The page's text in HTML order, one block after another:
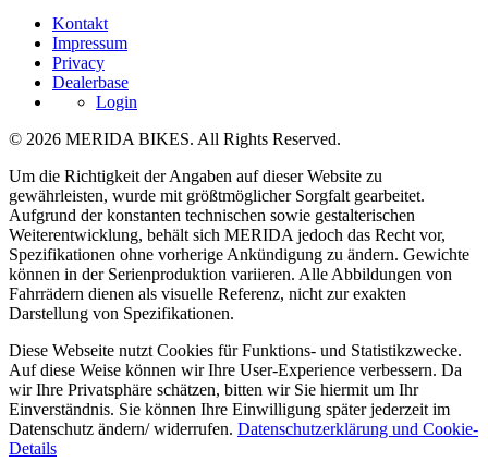
Kontakt
Impressum
Privacy
Dealerbase
Login
© 2026 MERIDA BIKES. All Rights Reserved.
Um die Richtigkeit der Angaben auf dieser Website zu
gewährleisten, wurde mit größtmöglicher Sorgfalt gearbeitet.
Aufgrund der konstanten technischen sowie gestalterischen
Weiterentwicklung, behält sich MERIDA jedoch das Recht vor,
Spezifikationen ohne vorherige Ankündigung zu ändern. Gewichte
können in der Serienproduktion variieren. Alle Abbildungen von
Fahrrädern dienen als visuelle Referenz, nicht zur exakten
Darstellung von Spezifikationen.
Diese Webseite nutzt Cookies für Funktions- und Statistikzwecke.
Auf diese Weise können wir Ihre User-Experience verbessern. Da
wir Ihre Privatsphäre schätzen, bitten wir Sie hiermit um Ihr
Einverständnis. Sie können Ihre Einwilligung später jederzeit im
Datenschutz ändern/ widerrufen. Datenschutzerklärung und Cookie-
Details